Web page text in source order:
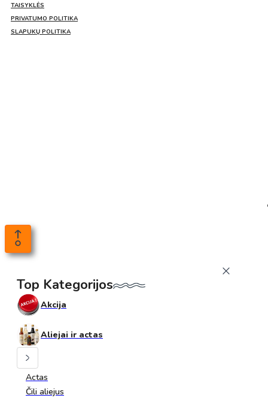
TAISYKLĖS
PRIVATUMO POLITIKA
SLAPUKŲ POLITIKA
Top Kategorijos
Akcija
Aliejai ir actas
Actas
Čili aliejus